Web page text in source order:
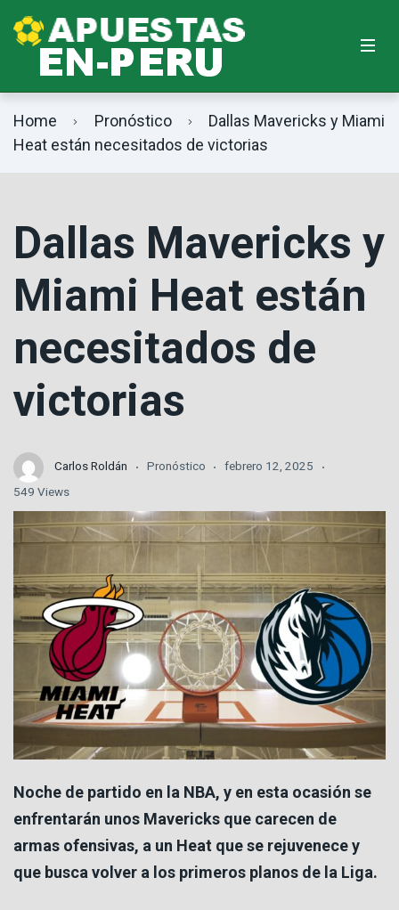
Home Pronóstico
Dallas Mavericks y Miami
Heat están necesitados de victorias
Dallas Mavericks y
Miami Heat están
necesitados de
victorias
Carlos Roldán Pronóstico
febrero 12, 2025
549 Views
Noche de partido en la NBA, y en esta ocasión se
enfrentarán unos Mavericks que carecen de
armas ofensivas, a un Heat que se rejuvenece y
que busca volver a los primeros planos de la Liga.